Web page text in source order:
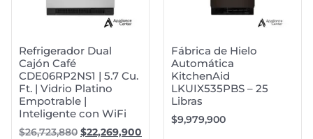
Refrigerador Dual
Cajón Café
CDE06RP2NS1 | 5.7 Cu.
Ft. | Vidrio Platino
Empotrable |
Inteligente con WiFi
$26,723,880 $22,269,900
Fábrica de Hielo
Automática
KitchenAid
LKUIX535PBS – 25
Libras
$9,979,900